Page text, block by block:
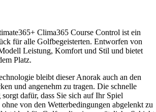
Clima365 Course Control ist ein
für alle Golfbegeisterten. Entworfen von
Leistung, Komfort und Stil und bietet
Platz.
bleibt dieser Anorak auch an den
und angenehm zu tragen. Die schnelle
dafür, dass Sie sich auf Ihr Spiel
von den Wetterbedingungen abgelenkt zu